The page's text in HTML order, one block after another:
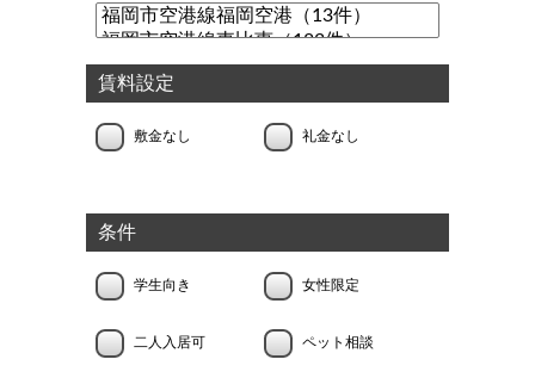
賃料設定
敷金なし 礼金なし
条件
学生向き 女性限定
二人入居可 ペット相談